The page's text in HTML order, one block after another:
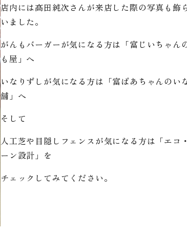
店内には高田純次さんが来店した際の写真も飾
いました。
がんもバーガーが気になる方は「富じいちゃん
も屋」へ
いなりずしが気になる方は「富ばあちゃんのい
舗」へ
そして
人工芝や目隠しフェンスが気になる方は「エコ
ーン設計」を
チェックしてみてください。